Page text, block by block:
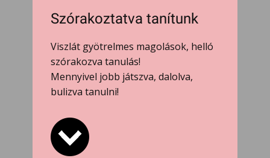
Szórakoztatva tanítunk
Viszlát gyötrelmes magolások, helló
szórakozva tanulás!
Mennyivel jobb játszva, dalolva,
bulizva tanulni!